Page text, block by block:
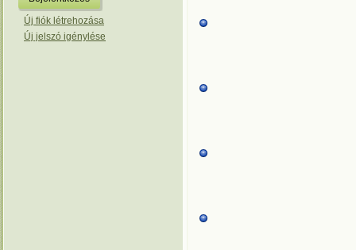
Új fiók létrehozása
Új jelszó igénylése